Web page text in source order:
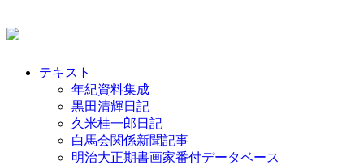
テキスト
年紀資料集成
黒田清輝日記
久米桂一郎日記
白馬会関係新聞記事
明治大正期書画家番付データベース